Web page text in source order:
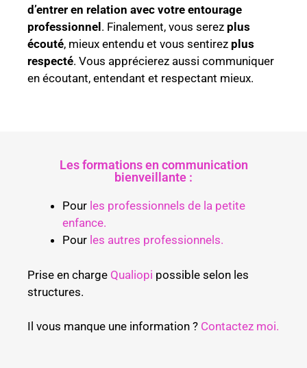
d’entrer en relation avec votre entourage
professionnel. Finalement, vous serez plus
écouté, mieux entendu et vous sentirez plus
respecté. Vous apprécierez aussi communiquer
en écoutant, entendant et respectant mieux.
Les formations en communication
bienveillante :
Pour les professionnels de la petite
enfance.
Pour les autres professionnels.
Prise en charge Qualiopi possible selon les
structures.
Il vous manque une information ? Contactez moi.